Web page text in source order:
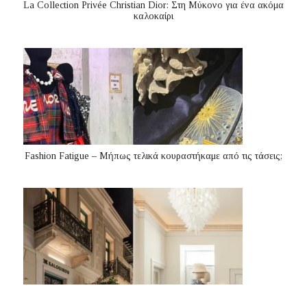
La Collection Privée Christian Dior: Στη Μύκονο για ένα ακόμα
καλοκαίρι
Fashion Fatigue – Μήπως τελικά κουραστήκαμε από τις τάσεις;